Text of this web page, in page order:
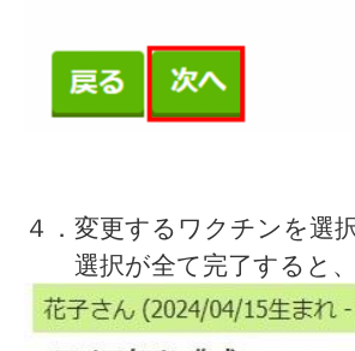
４．変更するワクチンを選
選択が全て完了すると、